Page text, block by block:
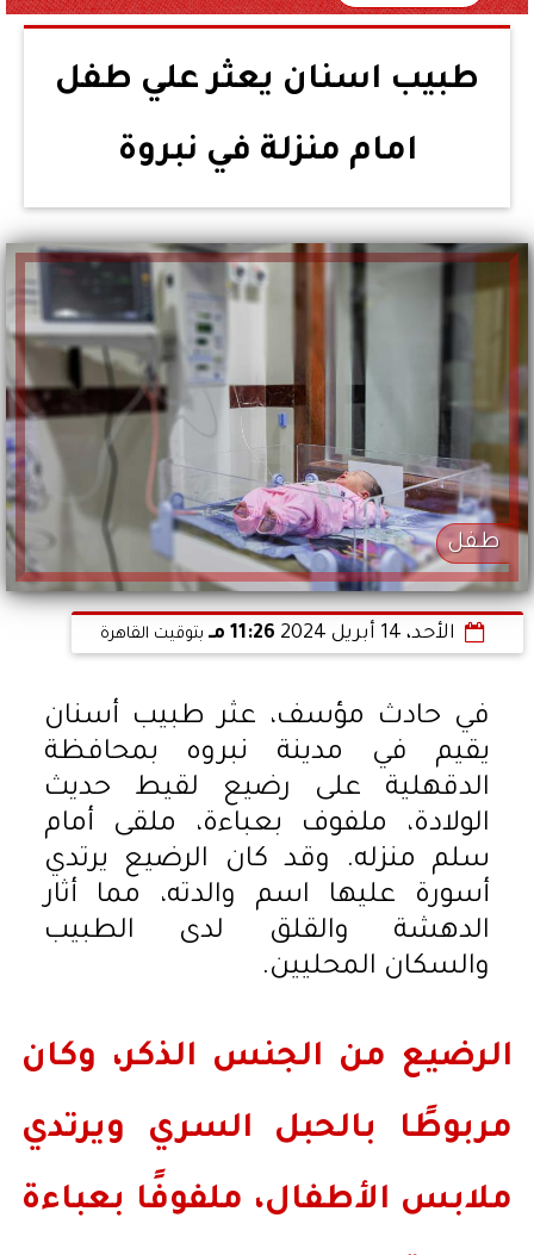
طبيب اسنان يعثر علي طفل
امام منزلة في نبروة
طفل
الأحد، 14 أبريل 2024 11:26 مـ بتوقيت القاهرة
في حادث مؤسف، عثر طبيب أسنان
يقيم في مدينة نبروه بمحافظة
الدقهلية على رضيع لقيط حديث
الولادة، ملفوف بعباءة، ملقى أمام
سلم منزله. وقد كان الرضيع يرتدي
أسورة عليها اسم والدته، مما أثار
الدهشة والقلق لدى الطبيب
والسكان المحليين.
الرضيع من الجنس الذكر، وكان
مربوطًا بالحبل السري ويرتدي
ملابس الأطفال، ملفوفًا بعباءة